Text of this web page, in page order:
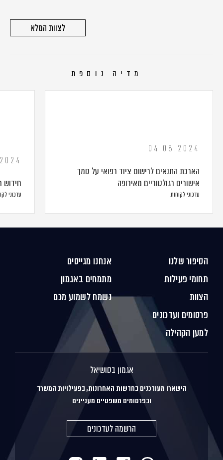
לצוות המלא
מדיה נוספת
04.08.2024
הארכת התנאים לרישום ציוד רפואי על סמך
אישורים רגולטוריים מאירופה
עדכוני לקוחות
חידוש
עדכוני
הסיפור שלנו
תחומי פעילות
הצוות
פרסומים ועדכונים
למען הקהילה
אנחנו מגייסים
מתמחים באגמון
נשמח לשמוע מכם
אגמון בסושיאל
הישארו מעודכנים בחדשות האחרונות, בפעילויות המשרד
ובפרסומים משפטיים מעניינים
הרשמה לעדכונים